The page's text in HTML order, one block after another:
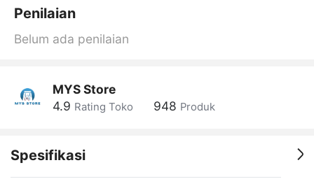
Penilaian
Belum ada penilaian
MYS Store
4.9 Rating Toko 948 Produk
Spesifikasi